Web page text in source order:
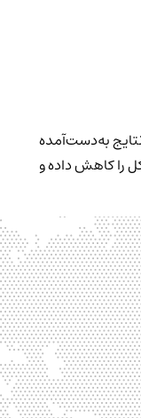
به‌دست‌آمده
را کاهش داده و